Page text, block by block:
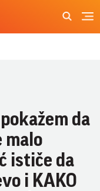
da
malo
ističe da
i KAKO